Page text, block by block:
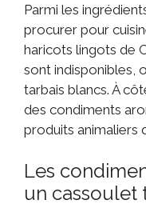
Parmi les
procurer pour
haricots lingots de
sont indisponibles,
tarbais blancs. À
des condiments
produits animaliers
Les
un cassoulet